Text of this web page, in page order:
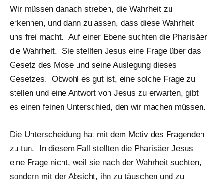
Wir müssen danach streben, die Wahrheit zu
erkennen, und dann zulassen, dass diese Wahrheit
uns frei macht. Auf einer Ebene suchten die Pharisäer
die Wahrheit. Sie stellten Jesus eine Frage über das
Gesetz des Mose und seine Auslegung dieses
Gesetzes. Obwohl es gut ist, eine solche Frage zu
stellen und eine Antwort von Jesus zu erwarten, gibt
es einen feinen Unterschied, den wir machen müssen.
Die Unterscheidung hat mit dem Motiv des Fragenden
zu tun. In diesem Fall stellten die Pharisäer Jesus
eine Frage nicht, weil sie nach der Wahrheit suchten,
sondern mit der Absicht, ihn zu täuschen und zu